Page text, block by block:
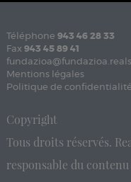
Téléphone 943 46 28 33
Fax 943 45 89 41
Mentions légales
Politique de confidentialité
Copyright
Tous droits réservés.
responsable du